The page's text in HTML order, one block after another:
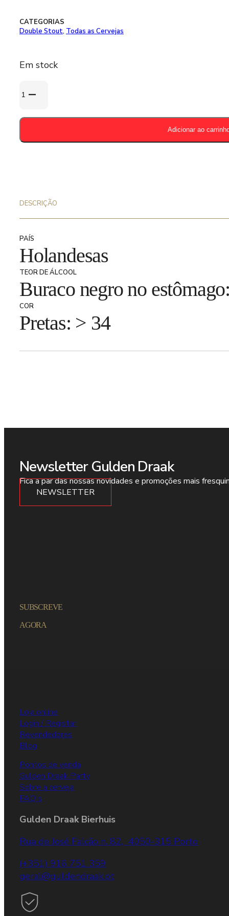
CATEGORIAS
Double Stout, Todas as Cervejas
Em stock
de
Imperial
Dominion
Adicionar ao
DESCRIÇÃO
PAÍS
Holandesas
TEOR DE ÁLCOOL
Buraco negro no
COR
Pretas: > 34
Newsletter Gulden Draak
Fica a par das nossas novidades e promoções mais
NEWSLETTER
SUBSCREVE
AGORA
Loja online
Login / Registar
Revendedores
Blog
Pontos de venda
Gulden Draak Party
Sobre a cerveja
FAQ's
Gulden Draak Bierhuis
Rua de José Falcão n. 82, 4050-315 Porto
(+351) 916 751 359
geral@guldendraak.pt